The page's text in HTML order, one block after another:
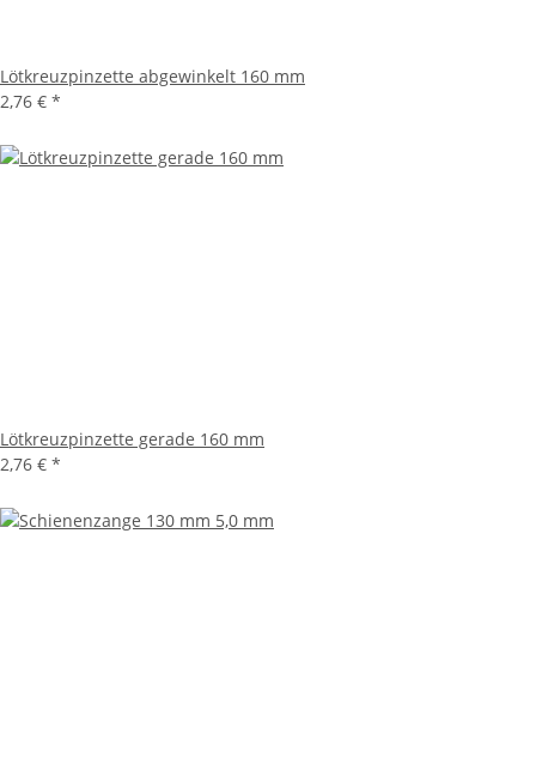
Lötkreuzpinzette abgewinkelt 160 mm
2,76 € *
Lötkreuzpinzette gerade 160 mm
2,76 € *